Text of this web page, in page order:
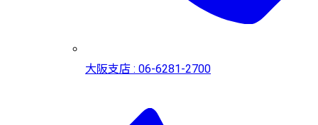
大阪支店 : 06-6281-2700